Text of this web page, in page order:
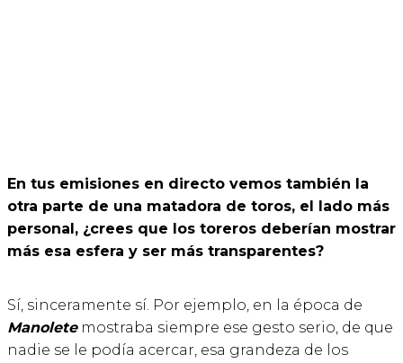
En tus emisiones en directo vemos también la
otra parte de una matadora de toros, el lado más
personal, ¿crees que los toreros deberían mostrar
más esa esfera y ser más transparentes?
Sí, sinceramente sí. Por ejemplo, en la época de
Manoletemostraba siempre ese gesto serio, de que
nadie se le podía acercar, esa grandeza de los